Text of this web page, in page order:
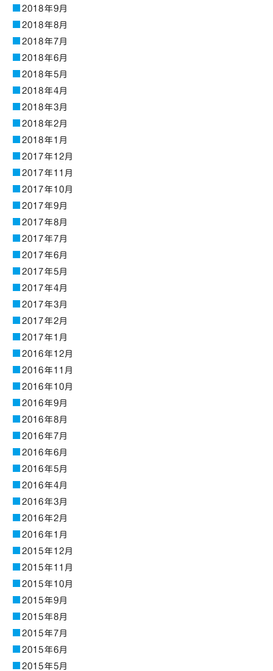
2018年9月
2018年8月
2018年7月
2018年6月
2018年5月
2018年4月
2018年3月
2018年2月
2018年1月
2017年12月
2017年11月
2017年10月
2017年9月
2017年8月
2017年7月
2017年6月
2017年5月
2017年4月
2017年3月
2017年2月
2017年1月
2016年12月
2016年11月
2016年10月
2016年9月
2016年8月
2016年7月
2016年6月
2016年5月
2016年4月
2016年3月
2016年2月
2016年1月
2015年12月
2015年11月
2015年10月
2015年9月
2015年8月
2015年7月
2015年6月
2015年5月